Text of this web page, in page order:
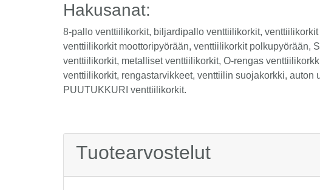
Hakusanat:
8-pallo venttiilikorkit, biljardipallo venttiilikorkit,
venttiilikorkit moottoripyörään, venttiilikorkit polkupyörään,
venttiilikorkit, metalliset venttiilikorkit, O-rengas
venttiilikorkit, rengastarvikkeet, venttiilin suojakorkki, auton
PUUTUKKURI venttiilikorkit.
Tuotearvostelut